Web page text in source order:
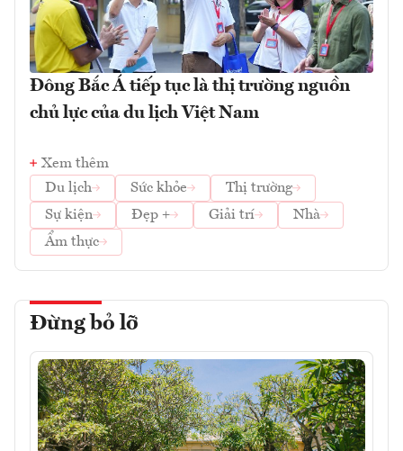
Đông Bắc Á tiếp tục là thị trường nguồn
chủ lực của du lịch Việt Nam
Xem thêm
Du lịch
Sức khỏe
Thị trường
Sự kiện
Đẹp + Giải trí
Nhà
Ẩm thực
Đừng bỏ lỡ